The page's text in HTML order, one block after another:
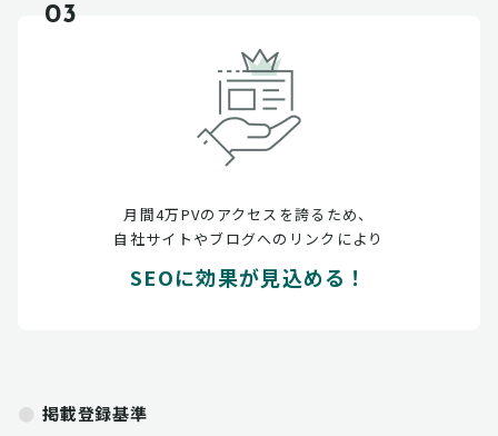
03
月間4万PVのアクセスを誇るため、
自社サイトやブログへのリンクにより
SEOに効果が見込める！
掲載登録基準